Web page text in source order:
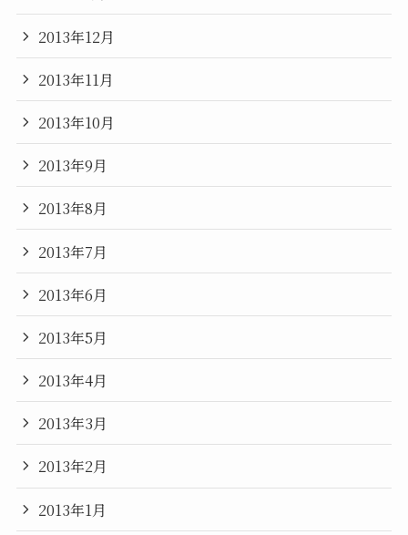
2013年12月
2013年11月
2013年10月
2013年9月
2013年8月
2013年7月
2013年6月
2013年5月
2013年4月
2013年3月
2013年2月
2013年1月